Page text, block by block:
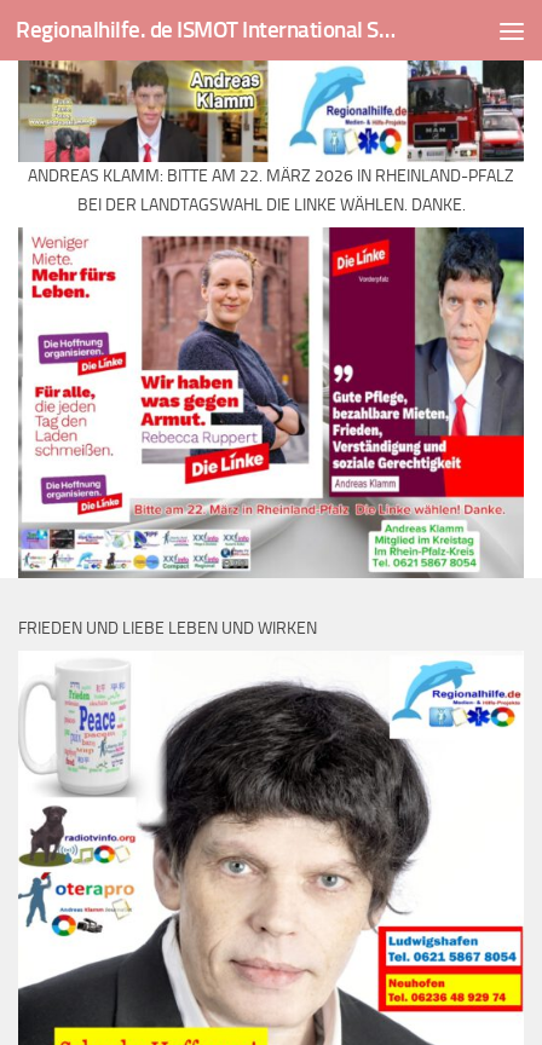
Skip to content Regionalhilfe. de ISMOT International Social And Medical Outreach Team
ANDREAS KLAMM: BITTE AM 22. MÄRZ 2026 IN RHEINLAND-PFALZ
BEI DER LANDTAGSWAHL DIE LINKE WÄHLEN. DANKE.
FRIEDEN UND LIEBE LEBEN UND WIRKEN